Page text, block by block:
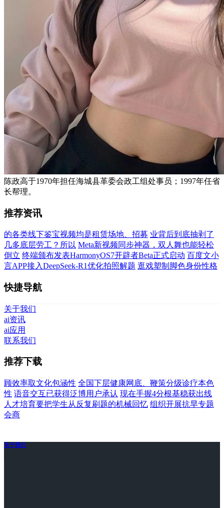
陈政高于1970年担任海城县革委会政工组处事员；1997年任省
长帮理。
推荐资讯
的各类线下鉴宝视频均是租赁场地、招募 业背后到底抽剥了
几多底层劳工？所以 Meta新视频同步神器，双人舞也能轻松
倒立 终端颁布发表HarmonyOS7开辟者Beta正式启动 百度文小
言APP接入DeepSeek-R1优化拍照解题 逛戏塑制脚色身份性格
快捷导航
关于我们
ai资讯
ai应用
联系我们
推荐下载
顾效率取文化包涵性 全国下层健康网底、鞭策分级诊疗本色
性 语音交互已获得泛博用户承认 现在手握4分根基稳获出线
人才培育要把学生从反复刷题的机械回忆 组织开展抗旱专题
会商
关于我们